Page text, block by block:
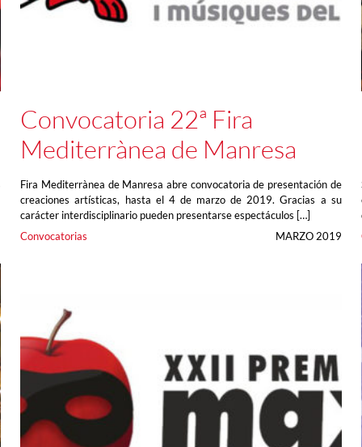
Convocatoria 22ª Fira
Mediterrànea de Manresa
Fira Mediterrànea de Manresa abre convocatoria de presentación de
creaciones artísticas, hasta el 4 de marzo de 2019. Gracias a su
carácter interdisciplinario pueden presentarse espectáculos […]
Convocatorias
MARZO 2019